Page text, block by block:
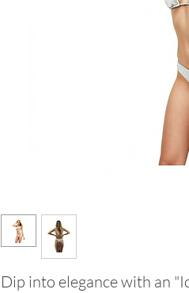
Dip into elegance with an